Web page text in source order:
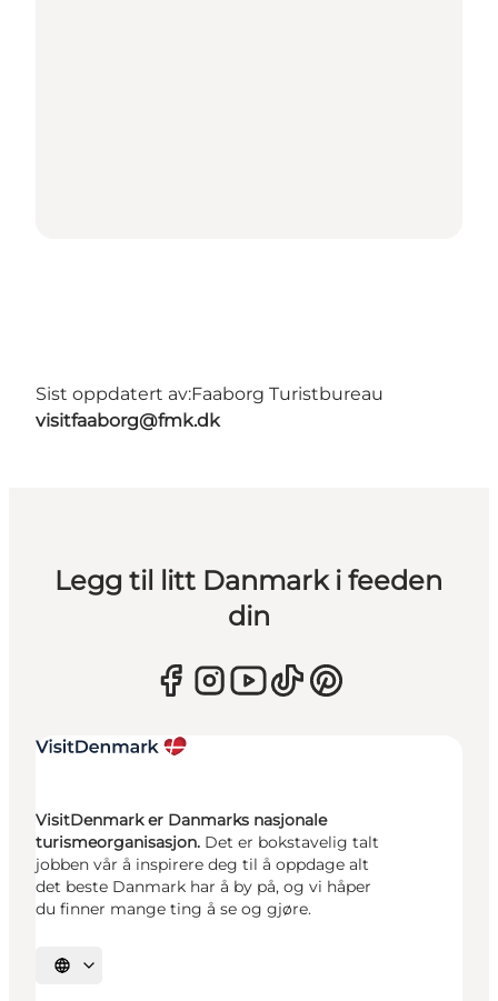
Sist oppdatert av:Faaborg Turistbureau
visitfaaborg@fmk.dk
Legg til litt Danmark i feeden
din
VisitDenmark er Danmarks nasjonale
turismeorganisasjon. Det er bokstavelig talt
jobben vår å inspirere deg til å oppdage alt
det beste Danmark har å by på, og vi håper
du finner mange ting å se og gjøre.
Velg språk